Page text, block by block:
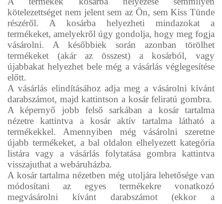
kötelezettséget nem jelent sem az Ön, sem Kiss Tünde
részéről. A kosárba helyezheti mindazokat a
termékeket, amelyekről úgy gondolja, hogy meg fogja
vásárolni. A későbbiek során azonban törölhet
termékeket (akár az összest) a kosárból, vagy
újabbakat helyezhet bele még a vásárlás véglegesítése
előtt.
A vásárlás elindításához adja meg a vásárolni kívánt
darabszámot, majd kattintson a kosár feliratú gombra.
A képernyő jobb felső sarkában a kosár tartalma
nézetre kattintva a kosár aktív tartalma látható a
termékekkel. Amennyiben még vásárolni szeretne
újabb termékeket, a bal oldalon elhelyezett kategória
listára vagy a vásárlás folytatása gombra kattintva
visszajuthat a webáruházba.
A kosár tartalma nézetben még utoljára lehetősége van
módosítani az egyes termékekre vonatkozó
megvásárolni kívánt darabszámot (ekkor a